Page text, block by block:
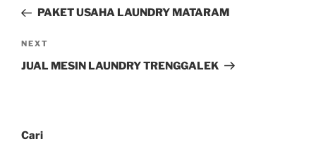
PAKET USAHA LAUNDRY MATARAM
NEXT
JUAL MESIN LAUNDRY TRENGGALEK
Cari